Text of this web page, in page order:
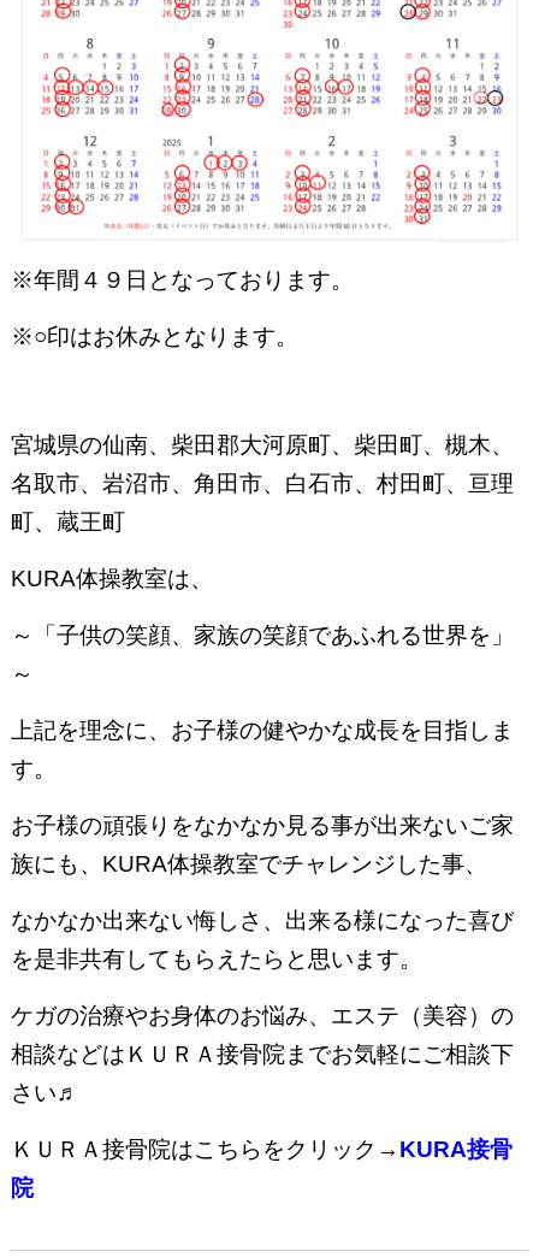
※年間４９日となっております。
※○印はお休みとなります。
宮城県の仙南、柴田郡大河原町、柴田町、槻木、
名取市、岩沼市、角田市、白石市、村田町、亘理
町、蔵王町
KURA体操教室は、
～「子供の笑顔、家族の笑顔であふれる世界を」
～
上記を理念に、お子様の健やかな成長を目指しま
す。
お子様の頑張りをなかなか見る事が出来ないご家
族にも、KURA体操教室でチャレンジした事、
なかなか出来ない悔しさ、出来る様になった喜び
を是非共有してもらえたらと思います。
ケガの治療やお身体のお悩み、エステ（美容）の
相談などはＫＵＲＡ接骨院までお気軽にご相談下
さい♬
ＫＵＲＡ接骨院はこちらをクリック→ KURA接骨
院